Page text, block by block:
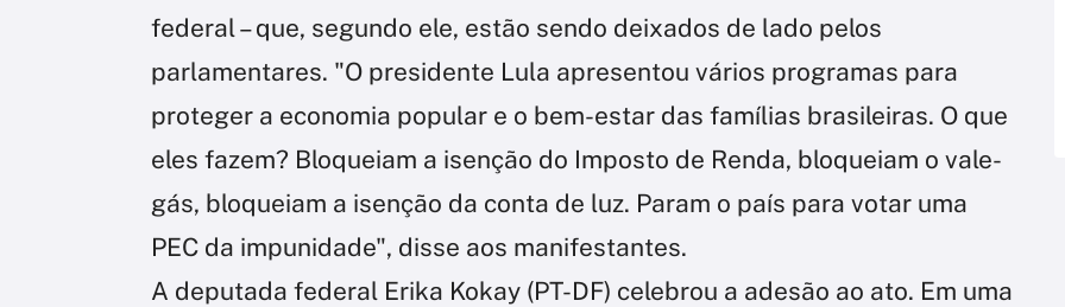
federal – que, segundo ele, estão sendo deixados de lado pelos
parlamentares. "O presidente Lula apresentou vários programas para
proteger a economia popular e o bem-estar das famílias brasileiras. O que
eles fazem? Bloqueiam a isenção do Imposto de Renda, bloqueiam o vale-
gás, bloqueiam a isenção da conta de luz. Param o país para votar uma
PEC da impunidade", disse aos manifestantes.
A deputada federal Erika Kokay (PT-DF) celebrou a adesão ao ato. Em uma